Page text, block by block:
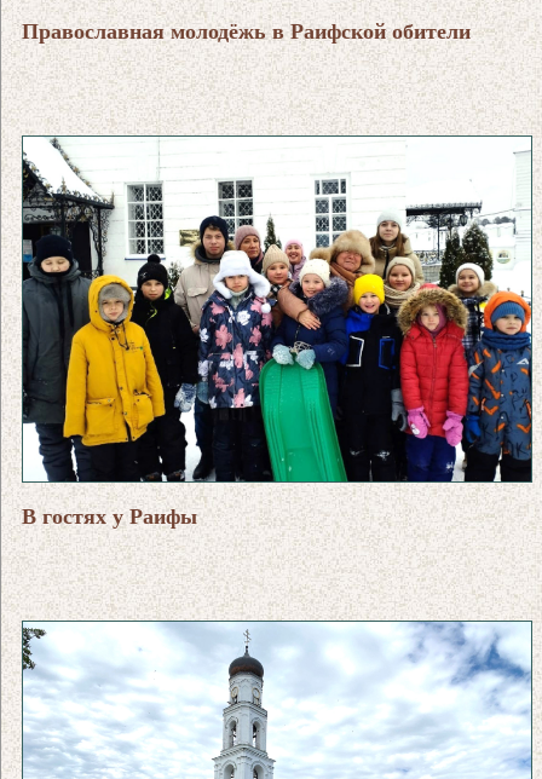
Православная молодёжь в Раифской обители
В гостях у Раифы